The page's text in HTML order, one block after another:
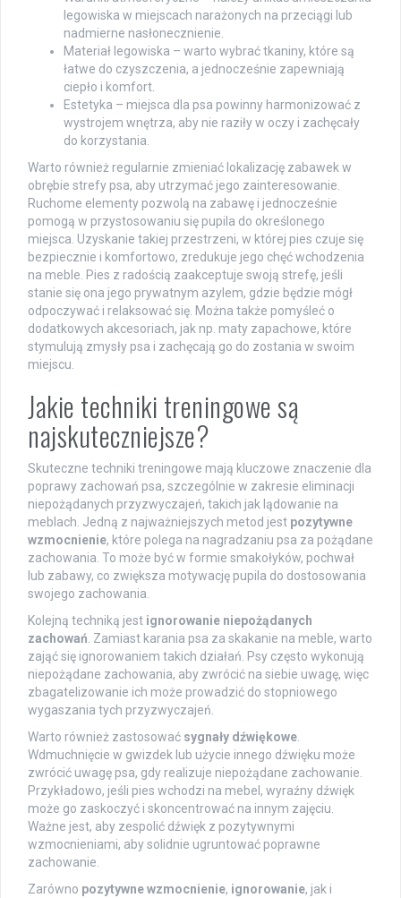
legowiska w miejscach narażonych na przeciągi lub
nadmierne nasłonecznienie.
Materiał legowiska – warto wybrać tkaniny, które są
łatwe do czyszczenia, a jednocześnie zapewniają
ciepło i komfort.
Estetyka – miejsca dla psa powinny harmonizować z
wystrojem wnętrza, aby nie raziły w oczy i zachęcały
do korzystania.
Warto również regularnie zmieniać lokalizację zabawek w
obrębie strefy psa, aby utrzymać jego zainteresowanie.
Ruchome elementy pozwolą na zabawę i jednocześnie
pomogą w przystosowaniu się pupila do określonego
miejsca. Uzyskanie takiej przestrzeni, w której pies czuje się
bezpiecznie i komfortowo, zredukuje jego chęć wchodzenia
na meble. Pies z radością zaakceptuje swoją strefę, jeśli
stanie się ona jego prywatnym azylem, gdzie będzie mógł
odpoczywać i relaksować się. Można także pomyśleć o
dodatkowych akcesoriach, jak np. maty zapachowe, które
stymulują zmysły psa i zachęcają go do zostania w swoim
miejscu.
Jakie techniki treningowe są
najskuteczniejsze?
Skuteczne techniki treningowe mają kluczowe znaczenie dla
poprawy zachowań psa, szczególnie w zakresie eliminacji
niepożądanych przyzwyczajeń, takich jak lądowanie na
meblach. Jedną z najważniejszych metod jest pozytywne
wzmocnienie, które polega na nagradzaniu psa za pożądane
zachowania. To może być w formie smakołyków, pochwał
lub zabawy, co zwiększa motywację pupila do dostosowania
swojego zachowania.
Kolejną techniką jest ignorowanie niepożądanych
zachowań . Zamiast karania psa za skakanie na meble, warto
zająć się ignorowaniem takich działań. Psy często wykonują
niepożądane zachowania, aby zwrócić na siebie uwagę, więc
zbagatelizowanie ich może prowadzić do stopniowego
wygaszania tych przyzwyczajeń.
Warto również zastosować sygnały dźwiękowe
Wdmuchnięcie w gwizdek lub użycie innego dźwięku może
zwrócić uwagę psa, gdy realizuje niepożądane zachowanie.
Przykładowo, jeśli pies wchodzi na mebel, wyraźny dźwięk
może go zaskoczyć i skoncentrować na innym zajęciu.
Ważne jest, aby zespolić dźwięk z pozytywnymi
wzmocnieniami, aby solidnie ugruntować poprawne
zachowanie.
Zarówno pozytywne wzmocnienie, ignorowanie, jak i